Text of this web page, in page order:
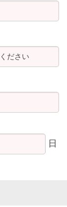
日